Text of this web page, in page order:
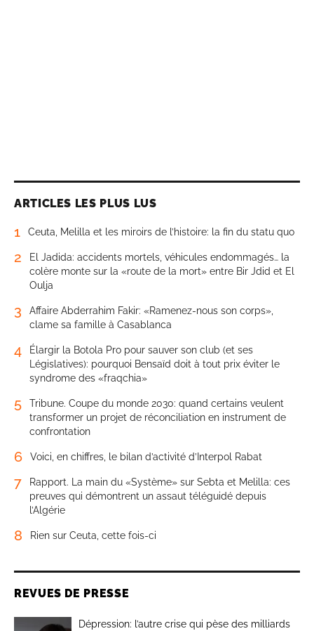
ARTICLES LES PLUS LUS
1 Ceuta, Melilla et les miroirs de l’histoire: la fin du statu quo
2
El Jadida: accidents mortels, véhicules endommagés… la
colère monte sur la «route de la mort» entre Bir Jdid et El
Oulja
3
Affaire Abderrahim Fakir: «Ramenez-nous son corps»,
clame sa famille à Casablanca
4
Élargir la Botola Pro pour sauver son club (et ses
Législatives): pourquoi Bensaïd doit à tout prix éviter le
syndrome des «fraqchia»
5
Tribune. Coupe du monde 2030: quand certains veulent
transformer un projet de réconciliation en instrument de
confrontation
6 Voici, en chiffres, le bilan d’activité d’Interpol Rabat
7
Rapport. La main du «Système» sur Sebta et Melilla: ces
preuves qui démontrent un assaut téléguidé depuis
l’Algérie
8 Rien sur Ceuta, cette fois-ci
REVUES DE PRESSE
Dépression: l’autre crise qui pèse des milliards